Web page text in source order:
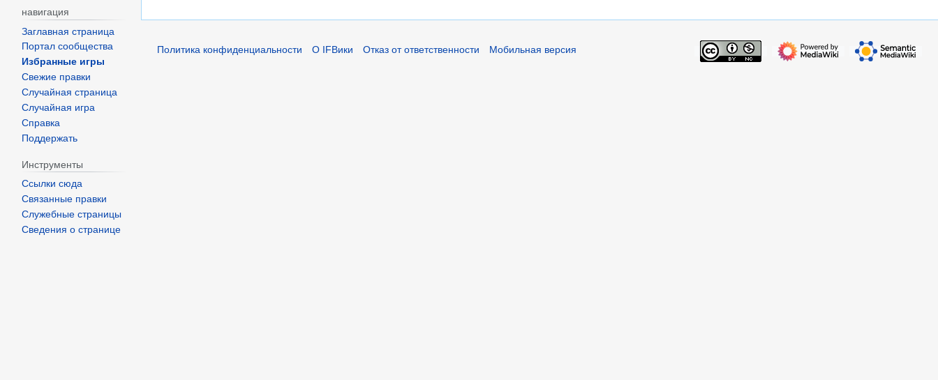
навигация
Заглавная страница
Портал сообщества
Избранные игры
Свежие правки
Случайная страница
Случайная игра
Справка
Поддержать
Инструменты
Ссылки сюда
Связанные правки
Служебные страницы
Сведения о странице
Политика конфиденциальности О IFВики Отказ от ответственности Мобильная версия